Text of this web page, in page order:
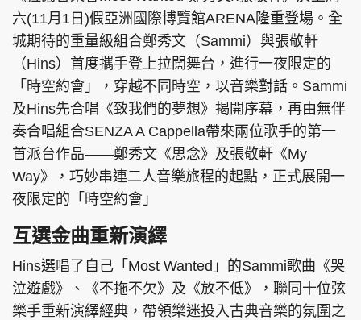
東周刊 cazbuyer 東Touch
PCM 電腦廣場 星島頭條 星島日報
頭條日報
親子王 Oh!爸媽 JobMarket
六(11月1日)假亞洲國際博覽館ARENA隆重登場。全
城期待的重量級組合鄭秀文（Sammi）與張敬軒
（Hins）首度攜手登上拉闊舞台，進行一夜限定的
「時空約會」，穿越不同時空，以音樂對話。Sammi
及Hins先合唱《致我們的夢想》揭開序幕，再由無伴
奏合唱組合SENZA A Cappella帶來兩位歌手的第一
首派台作品——鄭秀文《思念》及張敬軒《My
Way》，巧妙串連二人音樂旅程的起點，正式展開一
夜限定的「時空約會」
互選金曲重新演繹
Hins選唱了自己「Most Wanted」的Sammi歌曲《哭
泣遊戲》、《不拖不欠》及《放不低》，聯同十位弦
樂手重新演繹經典，帶領樂迷投入古典音樂的氛圍之